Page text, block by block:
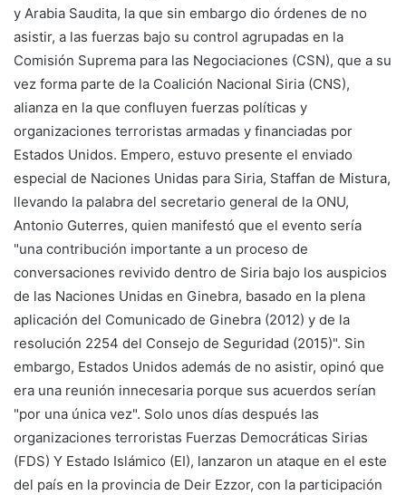
y Arabia Saudita, la que sin embargo dio órdenes de no
asistir, a las fuerzas bajo su control agrupadas en la
Comisión Suprema para las Negociaciones (CSN), que a su
vez forma parte de la Coalición Nacional Siria (CNS),
alianza en la que confluyen fuerzas políticas y
organizaciones terroristas armadas y financiadas por
Estados Unidos. Empero, estuvo presente el enviado
especial de Naciones Unidas para Siria, Staffan de Mistura,
llevando la palabra del secretario general de la ONU,
Antonio Guterres, quien manifestó que el evento sería
"una contribución importante a un proceso de
conversaciones revivido dentro de Siria bajo los auspicios
de las Naciones Unidas en Ginebra, basado en la plena
aplicación del Comunicado de Ginebra (2012) y de la
resolución 2254 del Consejo de Seguridad (2015)". Sin
embargo, Estados Unidos además de no asistir, opinó que
era una reunión innecesaria porque sus acuerdos serían
"por una única vez". Solo unos días después las
organizaciones terroristas Fuerzas Democráticas Sirias
(FDS) Y Estado Islámico (EI), lanzaron un ataque en el este
del país en la provincia de Deir Ezzor, con la participación